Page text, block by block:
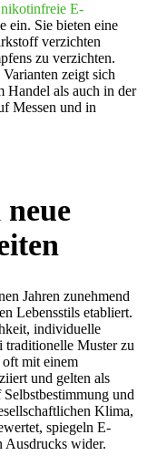
nikotinfreie E-
ein. Sie bieten eine
verzichten
zu verzichten.
zeigt sich
Handel als auch in der
Messen und in
Jahren zunehmend
Lebensstils etabliert.
individuelle
traditionelle Muster zu
mit einem
und gelten als
und
Klima,
spiegeln E-
Ausdrucks wider.